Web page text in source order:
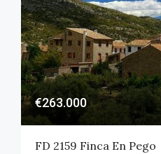
€263.000
FD 2159 Finca En Pego